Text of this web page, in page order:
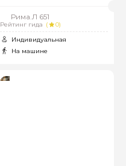
Рима.Л 651
Рейтинг гида (
0)
Индивидуальная
На машине